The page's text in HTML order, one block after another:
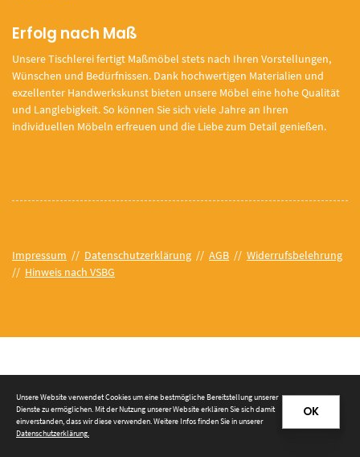
Erfolg nach Maß
Unsere Tischlerei fertigt Maßmöbel stets nach Ihren Vorstellungen,
Wünschen und Bedürfnissen. Dank hochwertigen Materialien und
exzellenter Handwerkskunst bieten unsere Möbel eine hohe Qualität
und Langlebigkeit. So können Sie sich viele Jahre an Ihren
individuellen Möbeln erfreuen und die Liebe zum Detail genießen.
Impressum // Datenschutzerklärung // AGB // Widerrufsbelehrung
// Hinweis nach VSBG
OK
Unsere Website verwendet Cookies um eine bestmögliche Bereitstellung unserer
Dienste zu ermöglichen. Mit der Nutzung unserer Website erklären Sie sich damit
einverstanden, dass wir diese verwenden. Weitere Infos finden Sie in unserer
Datenschutzerklärung.